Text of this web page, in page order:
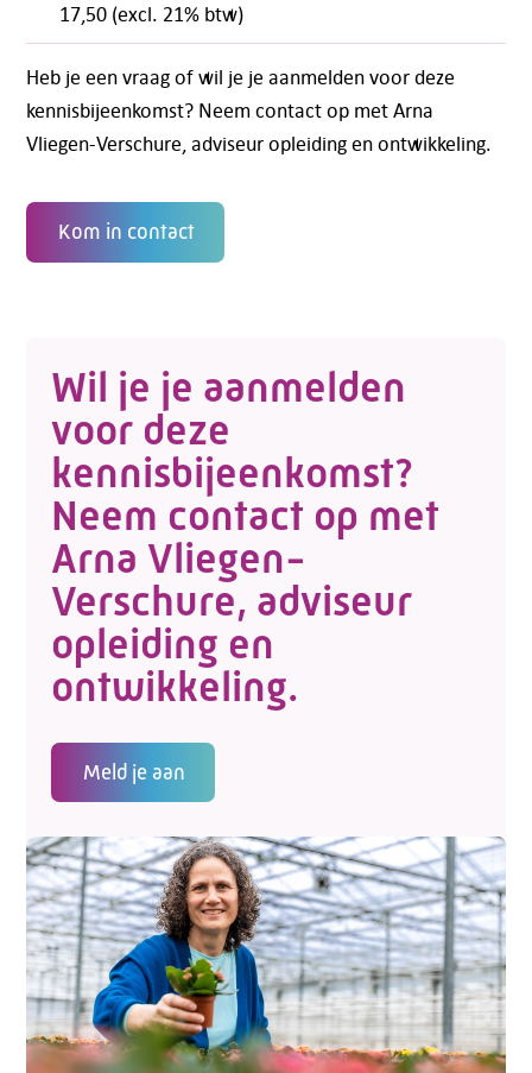
Telefoon:
088 - 329 20 70
E-mail:
info@kasgroeit.nl
Adviesgesprek
17,50 (excl. 21% btw)
Heb je een vraag of wil je je aanmelden voor deze
kennisbijeenkomst? Neem contact op met Arna
Vliegen-Verschure, adviseur opleiding en ontwikkeling.
Kom in contact
Wil je je aanmelden
voor deze
kennisbijeenkomst?
Neem contact op met
Arna Vliegen-
Verschure, adviseur
opleiding en
ontwikkeling.
Meld je aan